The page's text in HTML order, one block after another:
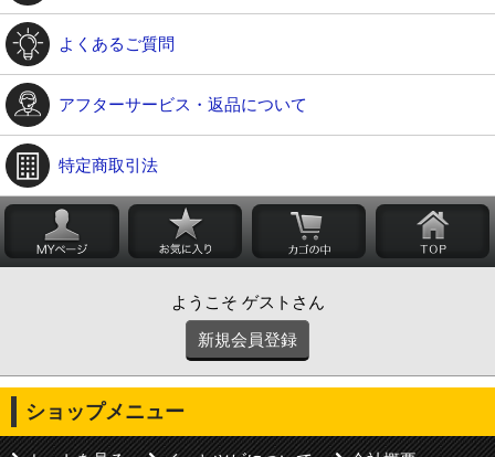
よくあるご質問
アフターサービス・返品について
特定商取引法
ようこそ ゲストさん
新規会員登録
ショップメニュー